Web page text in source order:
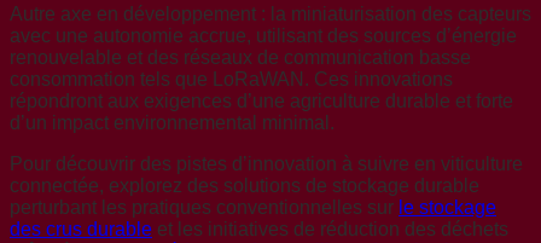
Autre axe en développement : la miniaturisation des capteurs
avec une autonomie accrue, utilisant des sources d’énergie
renouvelable et des réseaux de communication basse
consommation tels que LoRaWAN. Ces innovations
répondront aux exigences d’une agriculture durable et forte
d’un impact environnemental minimal.
Pour découvrir des pistes d’innovation à suivre en viticulture
connectée, explorez des solutions de stockage durable
perturbant les pratiques conventionnelles sur le stockage
des crus durable et les initiatives de réduction des déchets